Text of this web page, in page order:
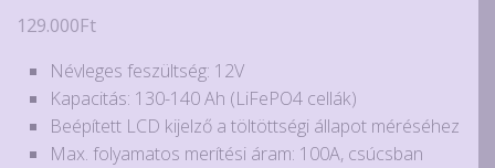
129.000Ft
Névleges feszültség: 12V
Kapacitás: 130-140 Ah (LiFePO4 cellák)
Beépített LCD kijelző a töltöttségi állapot méréséhez
Max. folyamatos merítési áram: 100A, csúcsban